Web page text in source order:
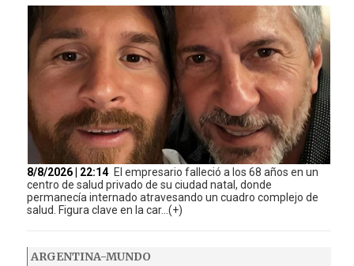
8/8/2026 | 22:14 El empresario falleció a los 68 años en un
centro de salud privado de su ciudad natal, donde
permanecía internado atravesando un cuadro complejo de
salud. Figura clave en la car...(+)
ARGENTINA-MUNDO